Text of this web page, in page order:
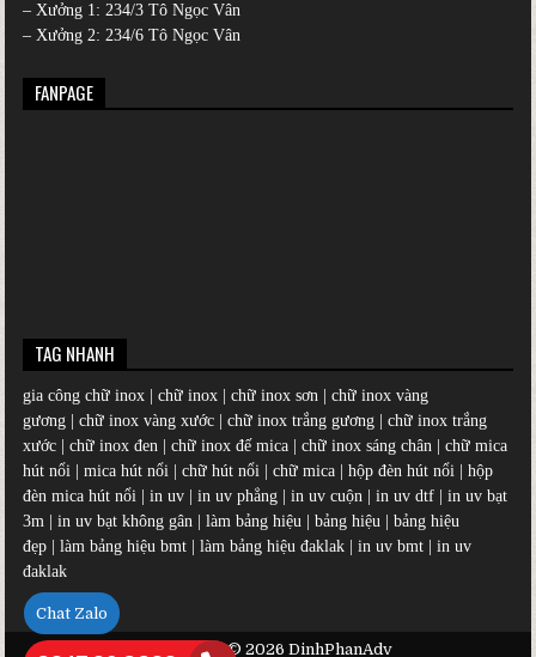
Chat Zalo
– Xưởng 1: 234/3 Tô Ngọc Vân
– Xưởng 2: 234/6 Tô Ngọc Vân
FANPAGE
TAG NHANH
gia công chữ inox |chữ inox |chữ inox sơn |chữ inox vàng
gương |chữ inox vàng xước |chữ inox trắng gương |chữ inox trắng
xước |chữ inox đen |chữ inox đế mica |chữ inox sáng chân |chữ mica
hút nổi |mica hút nổi |chữ hút nổi |chữ mica |hộp đèn hút nổi |hộp
đèn mica hút nổi |in uv |in uv phẳng |in uv cuộn |in uv dtf |in uv bạt
3m |in uv bạt không gân |làm bảng hiệu |bảng hiệu |bảng hiệu
đẹp |làm bảng hiệu bmt |làm bảng hiệu đaklak |in uv bmt |in uv
đaklak
Copyright © 2026 DinhPhanAdv